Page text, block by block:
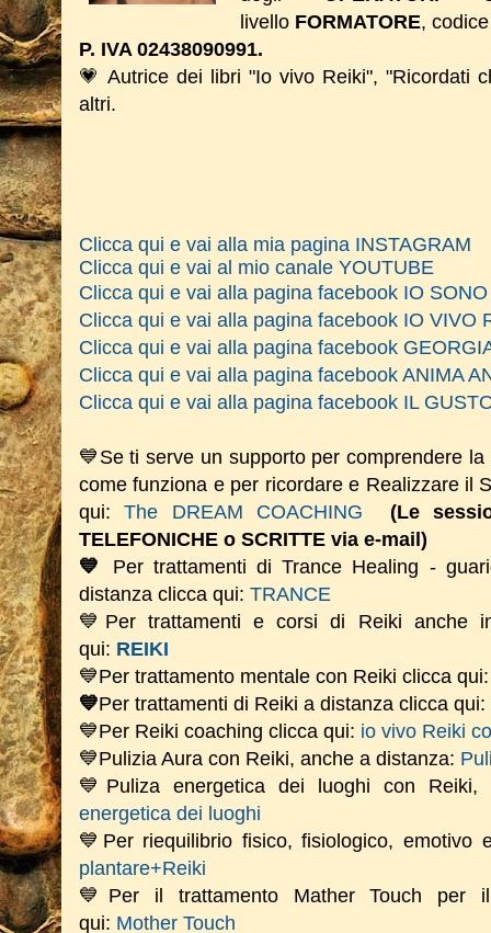
livello FORMATORE,
P. IVA 02438090991.
💗 Autrice dei libri "Io vivo Reiki", "Ricordati
altri.
Clicca qui e vai alla mia pagina INSTAGRAM
Clicca qui e vai al mio canale YOUTUBE
Clicca qui e vai alla pagina facebook IO
Clicca qui e vai alla pagina facebook IO VIVO
Clicca qui e vai alla pagina facebook
Clicca qui e vai alla pagina facebook ANIMA
Clicca qui e vai alla pagina facebook IL
💙Se ti serve un supporto per comprendere la
come funziona e per ricordare e Realizzare il
qui:The DREAM COACHING
(Le
TELEFONICHE o SCRITTE via e-mail)
💙
Per trattamenti di Trance Healing -
distanza clicca qui: TRANCE
💙Per trattamenti e corsi di Reiki anche
qui: REIKI
💙Per trattamento mentale con Reiki clicca
💙Per trattamenti di Reiki a distanza clicca qui:
💙Per Reiki coaching clicca qui: io vivo Reiki
💙Pulizia Aura con Reiki, anche a distanza:
💙Puliza energetica dei luoghi con
energetica dei luoghi
💙Per riequilibrio fisico, fisiologico, emotivo
plantare+Reiki
💙Per il trattamento Mather Touch per
qui: Mother Touch